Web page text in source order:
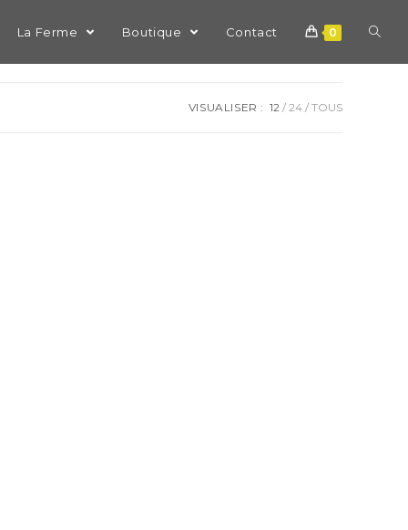
La Ferme Boutique Contact 0
VISUALISER : 12 24 TOUS